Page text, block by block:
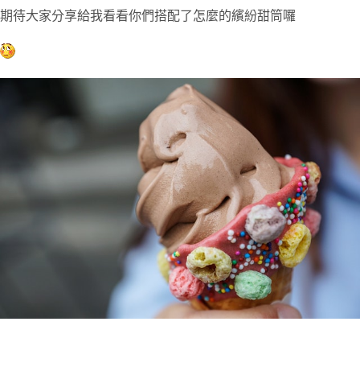
期待大家分享給我看看你們搭配了怎麼的繽紛甜筒囉